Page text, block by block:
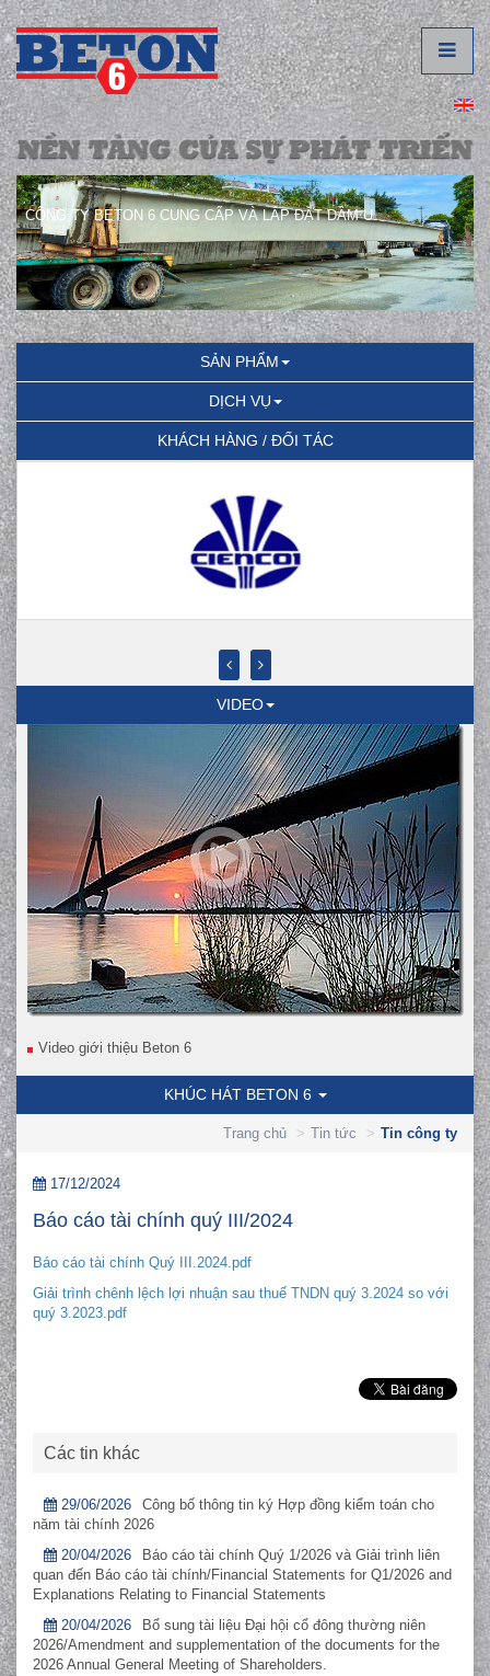
CÔNG TY BETON 6 CUNG CẤP VÀ LẮP ĐẶT DẦM U.
SẢN PHẨM
DỊCH VỤ
KHÁCH HÀNG / ĐỐI TÁC
VIDEO
Video giới thiệu Beton 6
KHÚC HÁT BETON 6
Trang chủ Tin tức Tin công ty
17/12/2024
Báo cáo tài chính quý III/2024
Báo cáo tài chính Quý III.2024.pdf
Giải trình chênh lệch lợi nhuận sau thuế TNDN quý 3.2024 so với
quý 3.2023.pdf
Các tin khác
29/06/2026
Công bố thông tin ký Hợp đồng kiểm toán cho
năm tài chính 2026
20/04/2026
Báo cáo tài chính Quý 1/2026 và Giải trình liên
quan đến Báo cáo tài chính/Financial Statements for Q1/2026 and
Explanations Relating to Financial Statements
20/04/2026
Bổ sung tài liệu Đại hội cổ đông thường niên
2026/Amendment and supplementation of the documents for the
2026 Annual General Meeting of Shareholders.